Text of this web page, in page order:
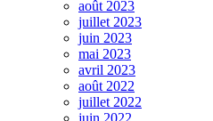
août 2023
juillet 2023
juin 2023
mai 2023
avril 2023
août 2022
juillet 2022
juin 2022